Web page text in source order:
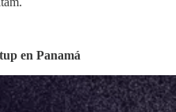
en Panamá